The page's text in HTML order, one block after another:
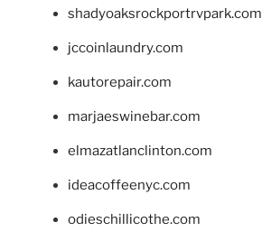
shadyoaksrockportrvpark.com
jccoinlaundry.com
kautorepair.com
marjaeswinebar.com
elmazatlanclinton.com
ideacoffeenyc.com
odieschillicothe.com